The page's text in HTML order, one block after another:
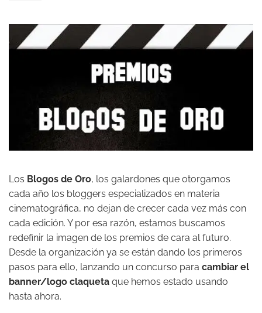
Los Blogos de Oro, los galardones que otorgamos
cada año los bloggers especializados en materia
cinematográfica, no dejan de crecer cada vez más con
cada edición. Y por esa razón, estamos buscamos
redefinir la imagen de los premios de cara al futuro.
Desde la organización ya se están dando los primeros
pasos para ello, lanzando un concurso para cambiar el
banner/logo claqueta que hemos estado usando
hasta ahora.